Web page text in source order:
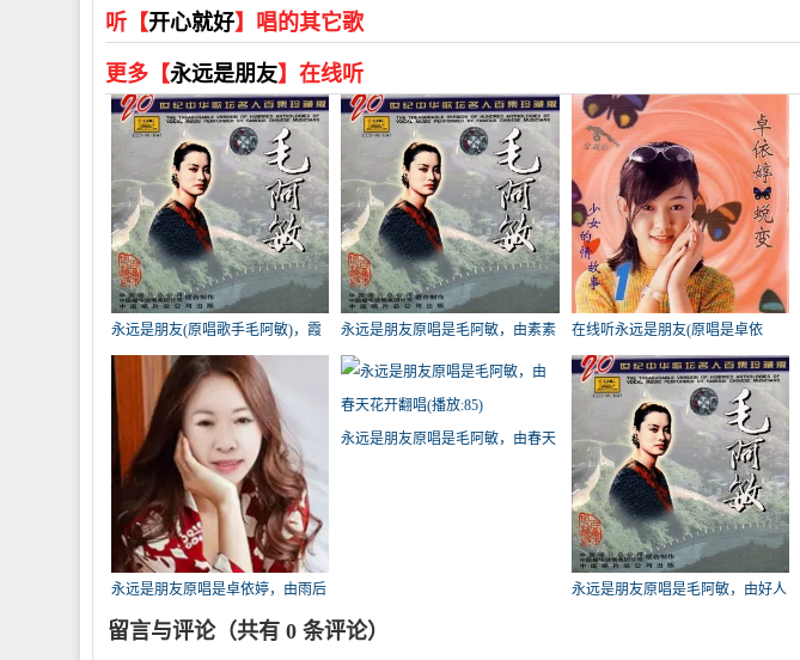
听【开心就好】唱的其它歌
更多【永远是朋友】在线听
永远是朋友(原唱歌手毛阿敏)，霞
光在线演唱3963分
永远是朋友原唱是毛阿敏，由素素
翻唱(播放:110)
在线听永远是朋友(原唱是卓依
婷)，静静演唱点播:104次
永远是朋友原唱是卓依婷，由雨后
的太阳翻唱(播放:93)
永远是朋友原唱是毛阿敏，由春天
永远是朋友原唱是毛阿敏，由好人
留言与评论（共有 0 条评论）